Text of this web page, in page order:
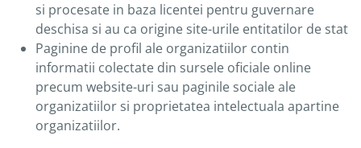
si procesate in baza licentei pentru guvernare
deschisa si au ca origine site-urile entitatilor de stat
Paginine de profil ale organizatiilor contin
informatii colectate din sursele oficiale online
precum website-uri sau paginile sociale ale
organizatiilor si proprietatea intelectuala apartine
organizatiilor.